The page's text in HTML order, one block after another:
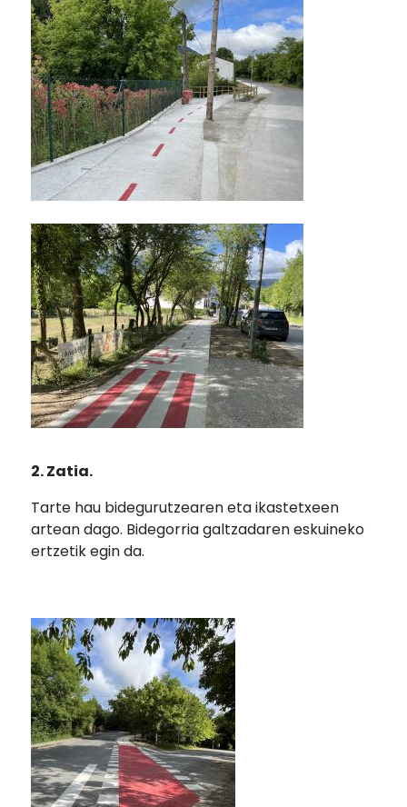
2. Zatia.
Tarte hau bidegurutzearen eta ikastetxeen
artean dago. Bidegorria galtzadaren eskuineko
ertzetik egin da.